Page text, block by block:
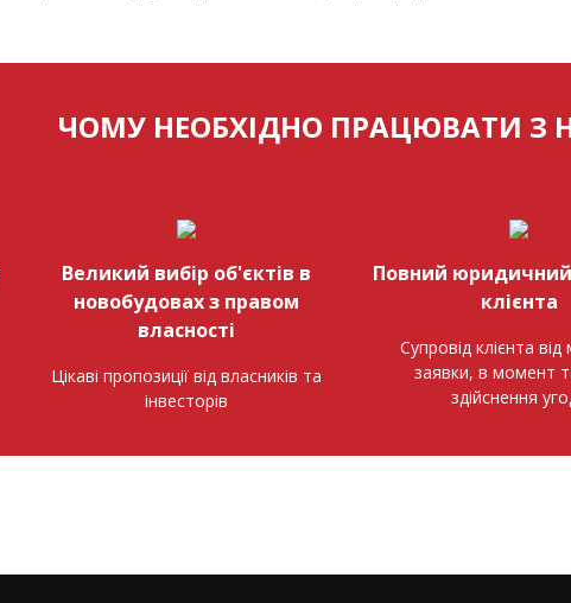
ЧОМУ НЕОБХІДНО ПРАЦЮВАТИ З
Великий вибір об'єктів в
новобудовах з правом
власності
Цікаві пропозиції від власників та
інвесторів
Повний юридичний
клієнта
Супровід клієнта
заявки, в момент
здійснення